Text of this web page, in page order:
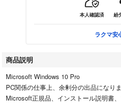
本人確認済 紛
ラクマ安
商品説明
Microsoft Windows 10 Pro
PC関係の仕事上、余剰分の出品になりま
Microsoft正規品、インストール説明書